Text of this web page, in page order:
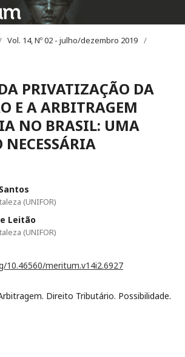
Vol. 14, Nº 02 - julho/dezembro 2019 /
PRIVATIZAÇÃO DA
E A ARBITRAGEM
NO BRASIL: UMA
NECESSÁRIA
(UNIFOR)
Leitão
(UNIFOR)
10.46560/meritum.v14i2.6927
Direito Tributário. Possibilidade.